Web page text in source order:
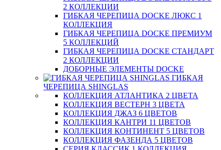
2 КОЛЛЕКЦИИ
ГИБКАЯ ЧЕРЕПИЦА DOCKE ЛЮКС 1
КОЛЛЕКЦИЯ
ГИБКАЯ ЧЕРЕПИЦА DOCKE ПРЕМИУМ
5 КОЛЛЕКЦИЙ
ГИБКАЯ ЧЕРЕПИЦА DOCKE СТАНДАРТ
2 КОЛЛЕКЦИИ
ДОБОРНЫЕ ЭЛЕМЕНТЫ DOCKE
ГИБКАЯ
ЧЕРЕПИЦА SHINGLAS
КОЛЛЕКЦИЯ АТЛАНТИКА 2 ЦВЕТА
КОЛЛЕКЦИЯ ВЕСТЕРН 3 ЦВЕТА
КОЛЛЕКЦИЯ ДЖАЗ 6 ЦВЕТОВ
КОЛЛЕКЦИЯ КАНТРИ 11 ЦВЕТОВ
КОЛЛЕКЦИЯ КОНТИНЕНТ 5 ЦВЕТОВ
КОЛЛЕКЦИЯ ФАЗЕНДА 5 ЦВЕТОВ